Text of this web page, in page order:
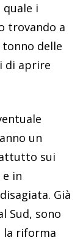
quale i
trovando a
delle
di aprire
un
sui
in
Già
Sud, sono
la riforma